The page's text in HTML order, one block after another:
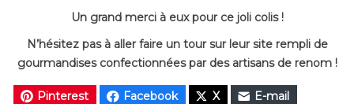
Un grand merci à eux pour ce joli colis !
N’hésitez pas à aller faire un tour sur leur site rempli de
gourmandises confectionnées par des artisans de renom !
Pinterest Facebook X
E-mail